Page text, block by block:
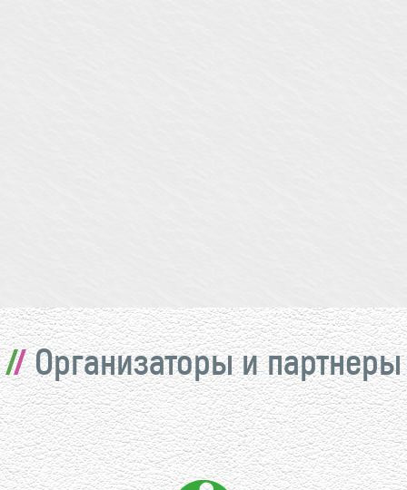
Организаторы и партнеры